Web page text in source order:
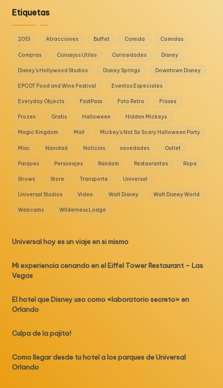
Etiquetas
2013 Atracciones Buffet Comida Comidas
Compras Consejos Utiles Curiosidades Disney
Disney's Hollywood Studios Disney Springs Downtown Disney
EPCOT Food and Wine Festival Eventos Especiales
Everyday Objects FastPass Foto Retro Frases
Frozen Gratis Halloween Hidden Mickeys
Magic Kingdom Mall Mickey's Not So Scary Halloween Party
Misc Navidad Noticias novedades Outlet
Parques Personajes Random Restaurantes Ropa
Shows Store Transporte Universal
Universal Studios Video Walt Disney Walt Disney World
Webcams WIlderness Lodge
Universal hoy es un viaje en si mismo
Mi experiencia cenando en el Eiffel Tower Restaurant – Las
Vegas
El hotel que Disney uso como «laboratorio secreto» en
Orlando
Culpa de la pajita!
Como llegar desde tu hotel a los parques de Universal
Orlando